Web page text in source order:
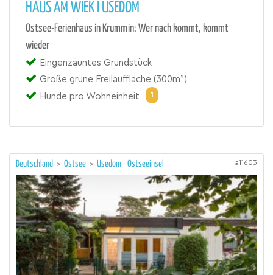
HAUS AM WIEK I USEDOM
Ostsee-Ferienhaus in Krummin: Wer nach kommt, kommt
wieder
Eingenzäuntes Grundstück
Große grüne Freilauffläche (300m²)
Hunde pro Wohneinheit
1
Deutschland > Ostsee > Usedom - Ostseeinsel a11603